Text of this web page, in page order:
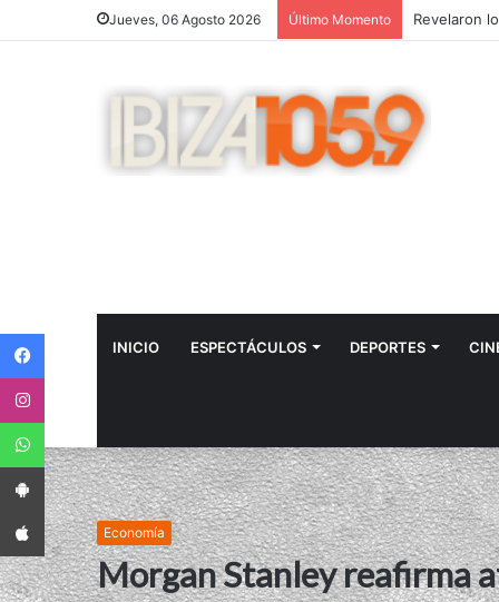
Jueves, 06 Agosto 2026 Último Momento Horóscopo
INICIO ESPECTÁCULOS DEPORTES
Economía
Morgan Stanley reafirma
App Android
App iPhone